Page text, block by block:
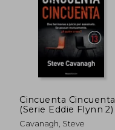
Cincuenta Cincuenta
(Serie Eddie Flynn 2)
Cavanagh, Steve